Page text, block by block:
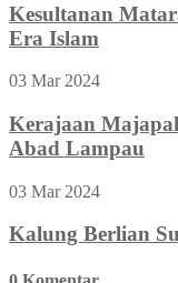
Kesultanan
Era Islam
03 Mar 2024
Kerajaan
Abad Lampau
03 Mar 2024
Kalung Berlian